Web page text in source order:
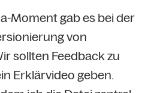
Moment gab es bei der
von
sollten Feedback zu
Erklärvideo geben.